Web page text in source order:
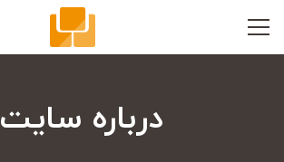
درباره سایت